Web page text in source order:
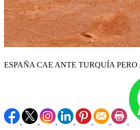
ESPAÑA CAE ANTE TURQUÍA